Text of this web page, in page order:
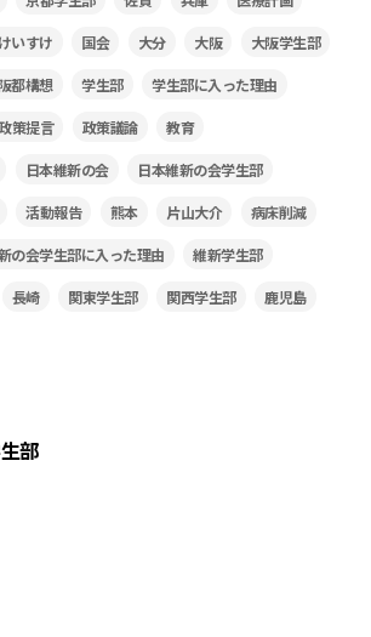
いすけ 国会 大分 大阪 大阪学生部
都構想 学生部 学生部に入った理由
策提言 政策議論 教育
日本維新の会 日本維新の会学生部
活動報告 熊本 片山大介 病床削減
の会学生部に入った理由 維新学生部
長崎 関東学生部 関西学生部 鹿児島
部